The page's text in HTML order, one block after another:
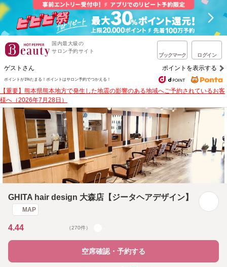
国内最大級の
サロン予約サイト
ブックマーク ログイン
ゲストさん ポイントを表示する
ポイントが1%たまる！ ポイントはサロン予約でつかえる！
【重要】熊本県熊本地方で発生した地震の影響のある地域へご予約されているお客
様へ（2026年7月28日）
GHITA hair design 大森店【ジータヘアデザイン】
MAP
4.44 （270件）
空席確認・予約する